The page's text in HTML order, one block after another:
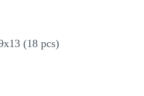
(18 pcs)